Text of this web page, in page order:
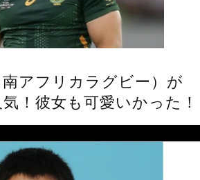
アフリカラグビー）が
！彼女も可愛いかった！